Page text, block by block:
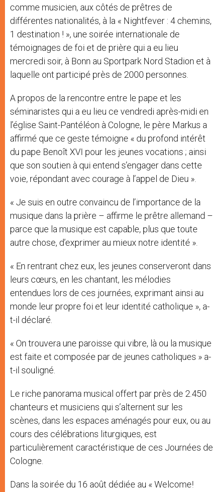
comme musicien, aux côtés de prêtres de
différentes nationalités, à la « Nightfever : 4 chemins,
1 destination ! », une soirée internationale de
témoignages de foi et de prière qui a eu lieu
mercredi soir, à Bonn au Sportpark Nord Stadion et à
laquelle ont participé près de 2000 personnes.
A propos de la rencontre entre le pape et les
séminaristes qui a eu lieu ce vendredi après-midi en
l’église Saint-Pantéléon à Cologne, le père Markus a
affirmé que ce geste témoigne « du profond intérêt
du pape Benoît XVI pour les jeunes vocations ; ainsi
que son soutien à qui entend s’engager dans cette
voie, répondant avec courage à l’appel de Dieu ».
« Je suis en outre convaincu de l’importance de la
musique dans la prière – affirme le prêtre allemand –
parce que la musique est capable, plus que toute
autre chose, d’exprimer au mieux notre identité ».
« En rentrant chez eux, les jeunes conserveront dans
leurs cœurs, en les chantant, les mélodies
entendues lors de ces journées, exprimant ainsi au
monde leur propre foi et leur identité catholique », a-
t-il déclaré.
« On trouvera une paroisse qui vibre, là ou la musique
est faite et composée par de jeunes catholiques » a-
t-il souligné.
Le riche panorama musical offert par près de 2.450
chanteurs et musiciens qui s’alternent sur les
scènes, dans les espaces aménagés pour eux, ou au
cours des célébrations liturgiques, est
particulièrement caractéristique de ces Journées de
Cologne.
Dans la soirée du 16 août dédiée au « Welcome!